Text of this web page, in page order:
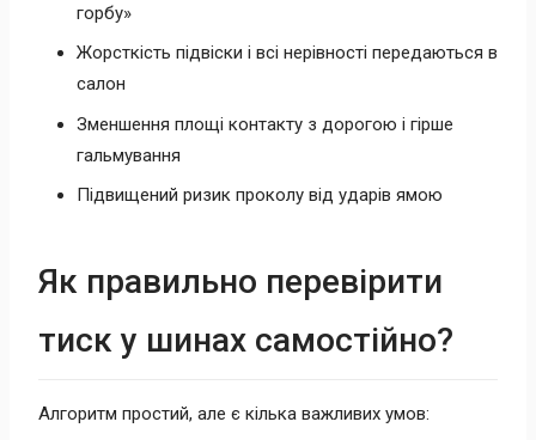
горбу»
Жорсткість підвіски і всі нерівності передаються в
салон
Зменшення площі контакту з дорогою і гірше
гальмування
Підвищений ризик проколу від ударів ямою
Як правильно перевірити
тиск у шинах самостійно?
Алгоритм простий, але є кілька важливих умов: